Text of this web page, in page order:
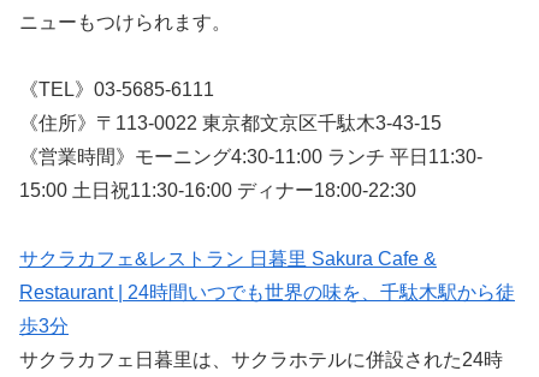
ニューもつけられます。
《TEL》03-5685-6111
《住所》〒113-0022 東京都文京区千駄木3-43-15
《営業時間》モーニング4:30-11:00 ランチ 平日11:30-
15:00 土日祝11:30-16:00 ディナー18:00-22:30
サクラカフェ&レストラン 日暮里 Sakura Cafe &
Restaurant | 24時間いつでも世界の味を、千駄木駅から徒
歩3分
サクラカフェ日暮里は、サクラホテルに併設された24時